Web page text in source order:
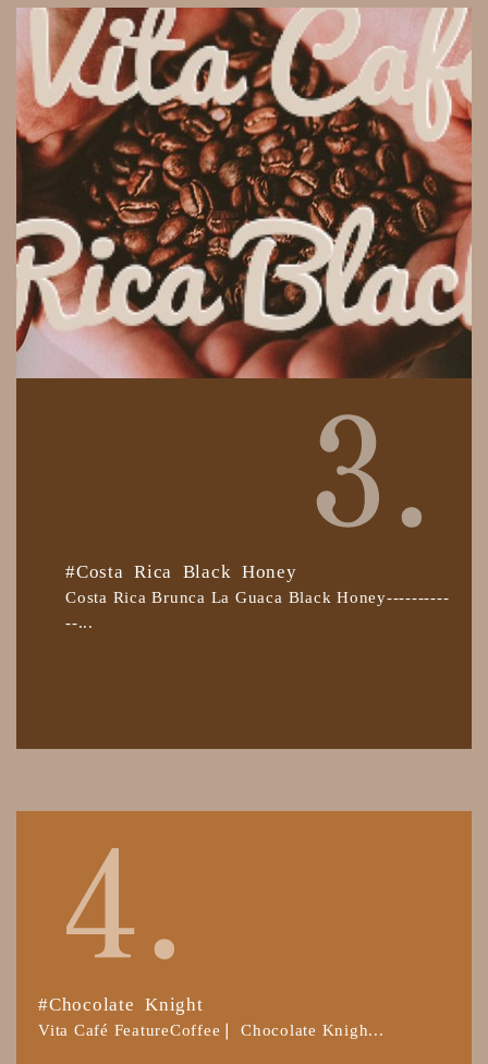
#Costa Rica Black Honey
Costa Rica Brunca La Guaca Black Honey----------
--...
#Chocolate Knight
Vita Café FeatureCoffee❘ Chocolate Knigh...